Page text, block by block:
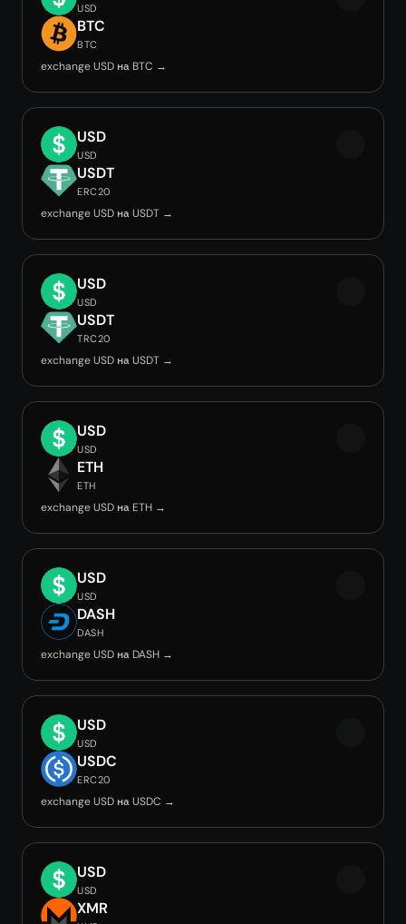
USD
BTC
BTC
exchange USD на BTC →
USD
USD
USDT
ERC20
exchange USD на USDT →
USD
USD
USDT
TRC20
exchange USD на USDT →
USD
USD
ETH
ETH
exchange USD на ETH →
USD
USD
DASH
DASH
exchange USD на DASH →
USD
USD
USDC
ERC20
exchange USD на USDC →
USD
USD
XMR